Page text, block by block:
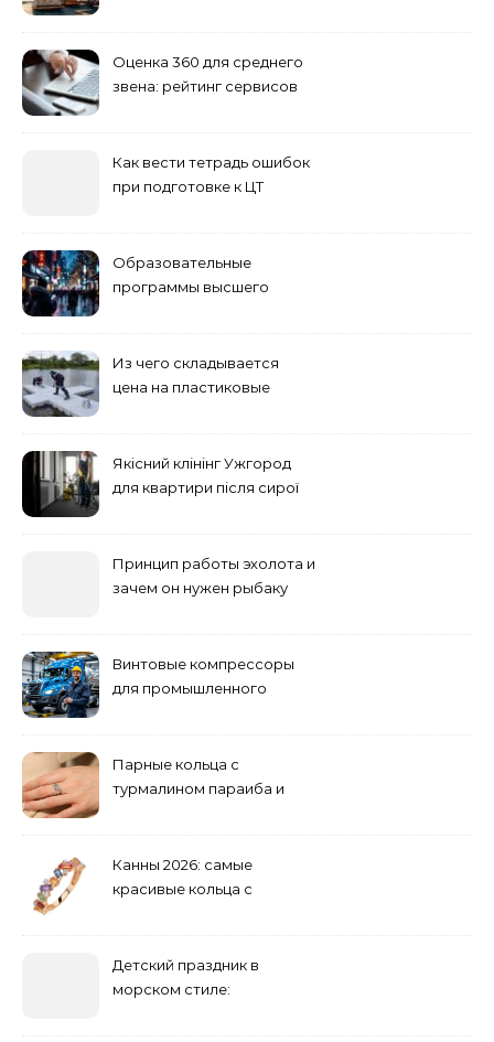
Оценка 360 для среднего
звена: рейтинг сервисов
Как вести тетрадь ошибок
при подготовке к ЦТ
Образовательные
программы высшего
Из чего складывается
цена на пластиковые
Якісний клінінг Ужгород
для квартири після сирої
Принцип работы эхолота и
зачем он нужен рыбаку
Винтовые компрессоры
для промышленного
Парные кольца с
турмалином параиба и
Канны 2026: самые
красивые кольца с
Детский праздник в
морском стиле: